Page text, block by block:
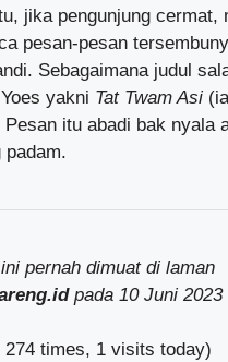
jika pengunjung cermat,
pesan-pesan
Sebagaimana judul
yakni Tat Twam Asi
itu abadi bak nyala
padam.
pernah dimuat di laman
pada 10 Juni 2023
274 times, 1 visits today)